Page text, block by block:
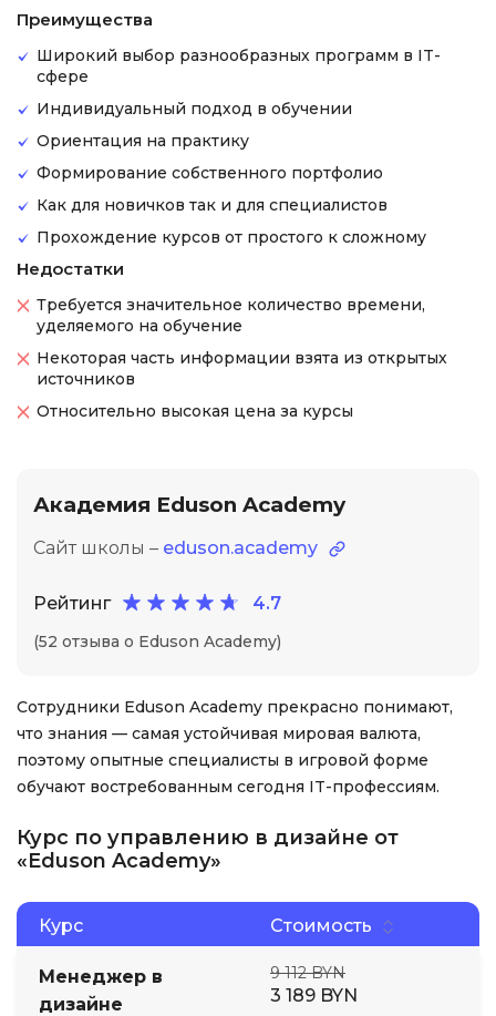
Преимущества
Широкий выбор разнообразных программ в IT-
сфере
Индивидуальный подход в обучении
Ориентация на практику
Формирование собственного портфолио
Как для новичков так и для специалистов
Прохождение курсов от простого к сложному
Недостатки
Требуется значительное количество времени,
уделяемого на обучение
Некоторая часть информации взята из открытых
источников
Относительно высокая цена за курсы
Академия Eduson Academy
Сайт школы – eduson.academy
Рейтинг 4.7
(52 отзыва о Eduson Academy)
Сотрудники Eduson Academy прекрасно понимают,
что знания — самая устойчивая мировая валюта,
поэтому опытные специалисты в игровой форме
обучают востребованным сегодня IT-профессиям.
Курс по управлению в дизайне от
«Eduson Academy»
Курс Стоимость
Менеджер в
дизайне
9 112 BYN
3 189 BYN